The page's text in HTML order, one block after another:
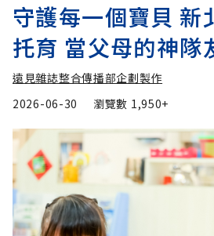
守護每一個寶貝 新
托育 當父母的神隊
遠見雜誌整合傳播部企劃製作
2026-06-30
瀏覽數 1,950+